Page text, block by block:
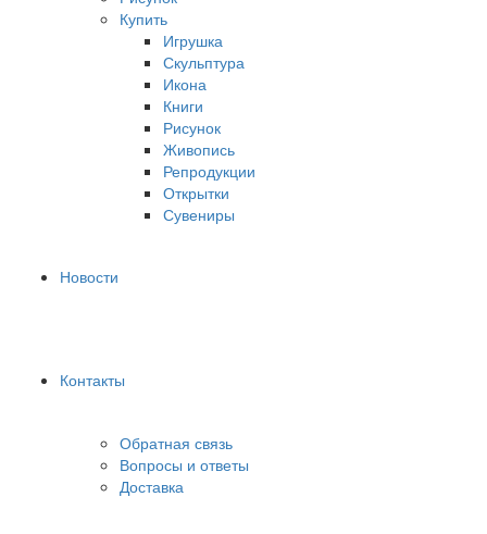
Купить
Игрушка
Скульптура
Икона
Книги
Рисунок
Живопись
Репродукции
Открытки
Сувениры
Новости
Контакты
Обратная связь
Вопросы и ответы
Доставка